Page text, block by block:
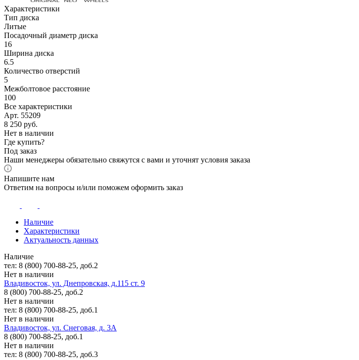
Характеристики
Тип диска
Литые
Посадочный диаметр диска
16
Ширина диска
6.5
Количество отверстий
5
Межболтовое расстояние
100
Все характеристики
Арт. 55209
8 250 руб.
Нет в наличии
Где купить?
Под заказ
Наши менеджеры обязательно свяжутся с вами и уточнят условия заказа
Напишите нам
Ответим на вопросы и/или поможем оформить заказ
Наличие
Характеристики
Актуальность данных
Наличие
тел: 8 (800) 700-88-25, доб.2
Нет в наличии
Владивосток, ул. Днепровская, д.115 ст. 9
8 (800) 700-88-25, доб.2
Нет в наличии
тел: 8 (800) 700-88-25, доб.1
Нет в наличии
Владивосток, ул. Снеговая, д. 3А
8 (800) 700-88-25, доб.1
Нет в наличии
тел: 8 (800) 700-88-25, доб.3